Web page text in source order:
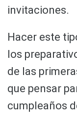
invitaciones.
Hacer este
los
de las
que pensar
cumpleaños